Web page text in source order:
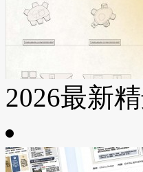
2026最新